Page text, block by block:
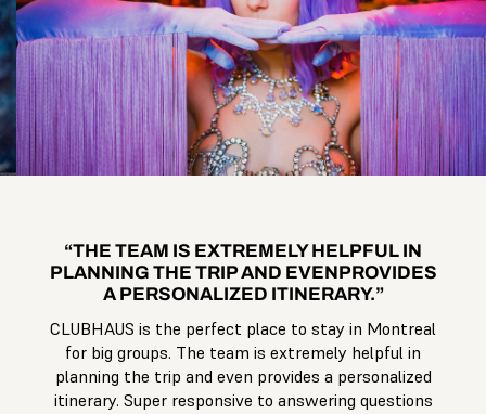
“THE TEAM IS EXTREMELY HELPFUL IN
PLANNING THE TRIP AND EVENPROVIDES
A PERSONALIZED ITINERARY.”
CLUBHAUS is the perfect place to stay in Montreal
for big groups. The team is extremely helpful in
planning the trip and even provides a personalized
itinerary. Super responsive to answering questions